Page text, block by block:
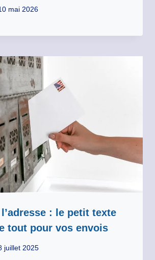
mai 2026
: le petit texte
tout pour vos envois
juillet 2025